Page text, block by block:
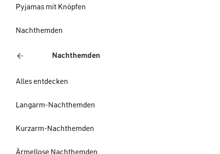
Pyjamas mit Knöpfen
Nachthemden
Nachthemden
Alles entdecken
Langarm-Nachthemden
Kurzarm-Nachthemden